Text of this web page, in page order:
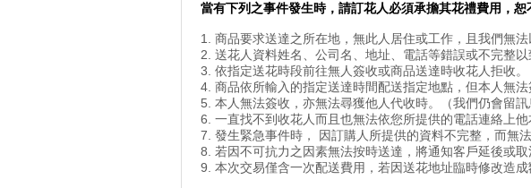
當有下列之事件發生時，請訂花人必須承擔其花禮費用，恕
1. 商品要求送達之所在地，無此人居住或工作，且我們無法
2. 送花人資料姓名、公司名、地址、電話等錯誤或不完整以
3. 依指定送花時段前往無人簽收或商品送達時收花人拒收。
4. 商品依所輸入的指定送達時間配送指定地點，但本人無法
5. 本人無法簽收，亦無法尋獲他人代收時。（我們仍會留
6. 一直找不到收花人而且也無法依您所提供的電話連絡上他
7. 發生緊急事件時， 因訂購人所提供的資料不完整，而無
8. 若因不可抗力之因素無法按時送達，將通知客戶延後或取
9. 本次交易僅含一次配送費用，若因送花地址臨時修改造